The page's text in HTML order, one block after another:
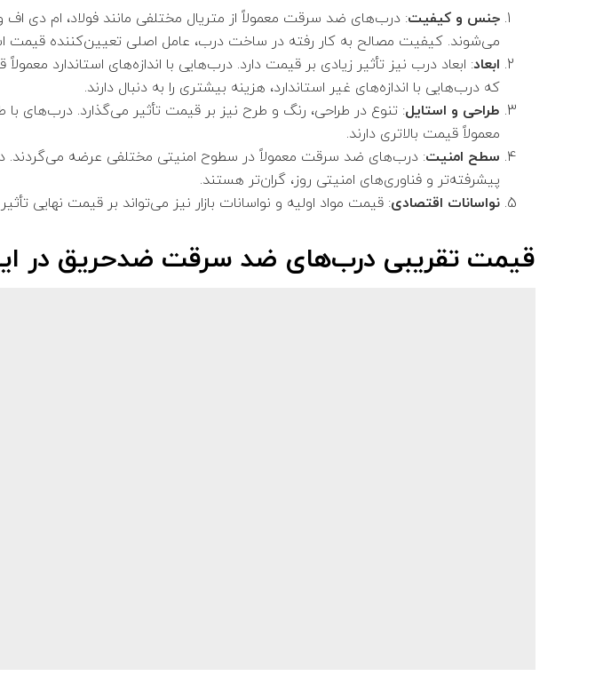
جنس و کیفیت: درب‌های ضد سرقت معمولاً از متریال‌ مختلفی مانند فولاد، ام
می‌شوند. کیفیت مصالح به کار رفته در ساخت درب، عامل اصلی تعیین‌کننده قیمت
ابعاد: ابعاد درب نیز تأثیر زیادی بر قیمت دارد. درب‌هایی با اندازه‌های استاندارد
که درب‌هایی با اندازه‌های غیر استاندارد، هزینه بیشتری را به دنبال دارند.
طراحی و استایل: تنوع در طراحی، رنگ و طرح‌ نیز بر قیمت تأثیر می‌گذارد. درب‌های
معمولاً قیمت بالاتری دارند.
سطح امنیت: درب‌های ضد سرقت معمولاً در سطوح امنیتی مختلفی عرضه می‌گردند.
پیشرفته‌تر و فناوری‌های امنیتی روز، گران‌تر هستند.
نواسانات اقتصادی: قیمت مواد اولیه و نواسانات بازار نیز می‌تواند بر قیمت نهایی تأثیر
قیمت تقریبی درب‌های ضد سرقت ضدحریق در